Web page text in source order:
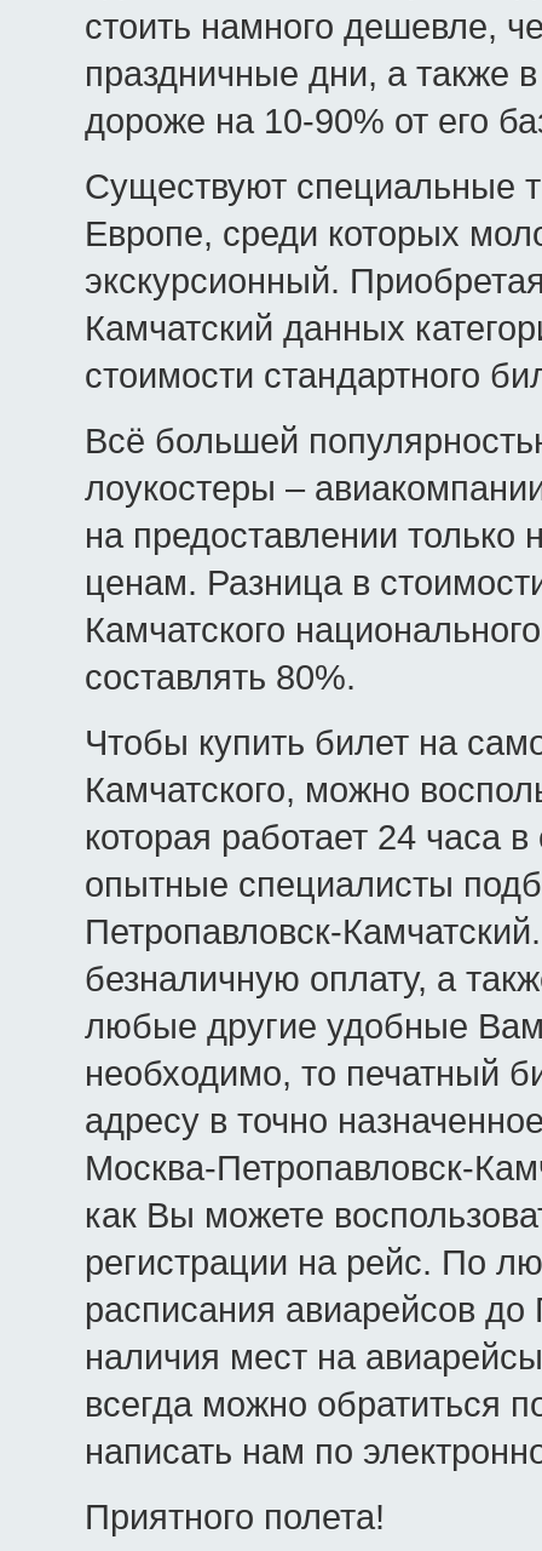
стоить намного дешевле,
праздничные дни, а также
дороже на 10-90% от его
Существуют специальные
Европе, среди которых
экскурсионный.
Камчатский данных
стоимости стандартного
Всё большей
лоукостеры –
на предоставлении только
ценам. Разница в
Камчатского
составлять 80%.
Чтобы купить билет на
Камчатского, можно
которая работает 24 часа
опытные специалисты
Петропавловск-
безналичную оплату, а
любые другие удобные
необходимо, то печатный
адресу в точно
Москва-Петропавловск-
как Вы можете
регистрации на рейс. По
расписания авиарейсов до
наличия мест на
всегда можно обратиться
написать нам по
Приятного полета!